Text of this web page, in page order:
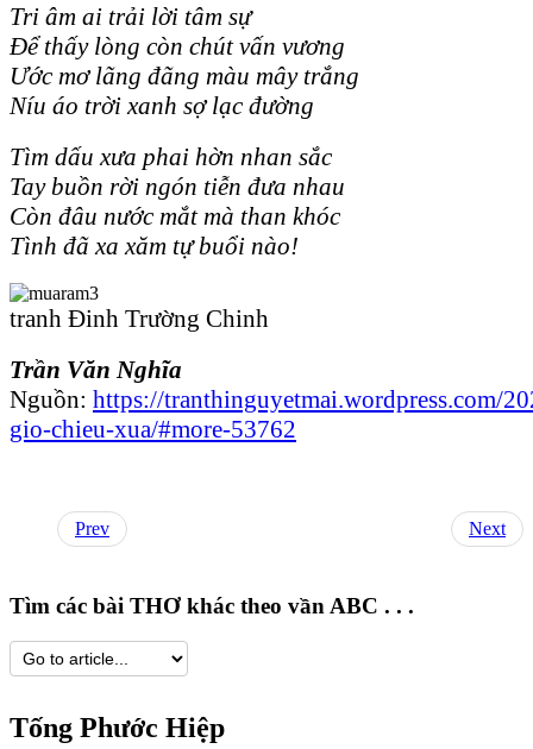
Tri âm ai trải lời tâm sự
Để thấy lòng còn chút vấn vương
Ước mơ lãng đãng màu mây trắng
Níu áo trời xanh sợ lạc đường
Tìm dấu xưa phai hờn nhan sắc
Tay buồn rời ngón tiễn đưa nhau
Còn đâu nước mắt mà than khóc
Tình đã xa xăm tự buổi nào!
tranh Đinh Trường Chinh
Trần Văn Nghĩa
Nguồn: https://tranthinguyetmai.wordpress.com/
gio-chieu-xua/#more-53762
Prev Next
Tìm các bài THƠ khác theo vần ABC . . .
Tống Phước Hiệp